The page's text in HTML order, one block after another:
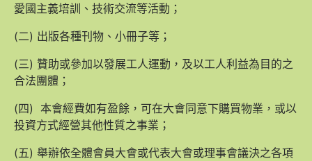
愛國主義培訓、技術交流等活動；
(二) 出版各種刊物、小冊子等；
(三) 贊助或參加以發展工人運動，及以工人利益為目的之
合法團體；
(四) 本會經費如有盈餘，可在大會同意下購買物業，或以
投資方式經營其他性質之事業；
(五) 舉辦依全體會員大會或代表大會或理事會議決之各項